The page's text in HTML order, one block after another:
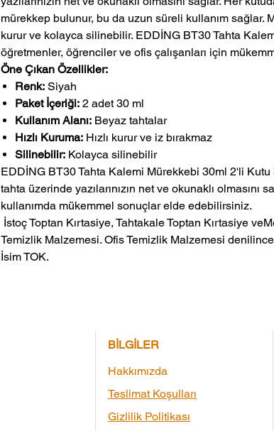
mürekkep bulunur, bu da uzun süreli kullanım sağlar.
kurur ve kolayca silinebilir. EDDİNG BT30 Tahta
öğretmenler, öğrenciler ve ofis çalışanları için
Öne Çıkan Özellikler:
Renk: Siyah
Paket İçeriği: 2 adet 30 ml
Kullanım Alanı: Beyaz tahtalar
Hızlı Kuruma: Hızlı kurur ve iz bırakmaz
Silinebilir: Kolayca silinebilir
EDDİNG BT30 Tahta Kalemi Mürekkebi 30ml 2'li
tahta üzerinde yazılarınızın net ve okunaklı olmasını
kullanımda mükemmel sonuçlar elde edebilirsiniz.
Temizlik Malzemesi. Ofis Temizlik Malzemesi
İsim TOK.
BİLGİLER
Hakkımızda
Teslimat Koşulları
Gizlilik Politikası